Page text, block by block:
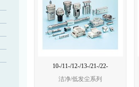
10-/11-/12-/13-/21-/22-
洁净/低发尘系列